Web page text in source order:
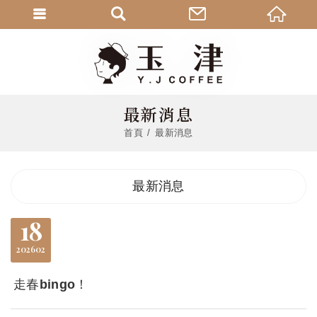
最新消息
首頁 最新消息
最新消息
18
02
2026
走春bingo！